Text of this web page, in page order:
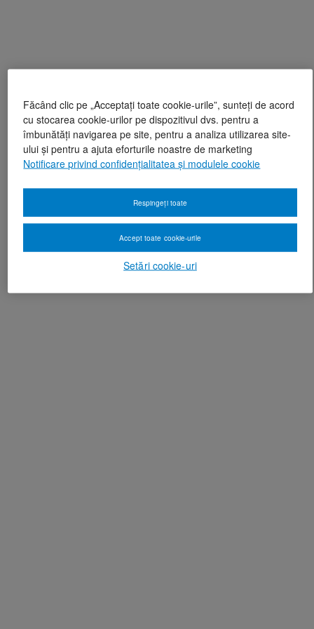
Făcând clic pe „Acceptați toate cookie-urile”, sunteți de acord
cu stocarea cookie-urilor pe dispozitivul dvs. pentru a
îmbunătăți navigarea pe site, pentru a analiza utilizarea site-
ului și pentru a ajuta eforturile noastre de marketing
Notificare privind confidențialitatea și modulele cookie
Setări cookie-uri
Respingeți toate
Accept toate cookie-urile